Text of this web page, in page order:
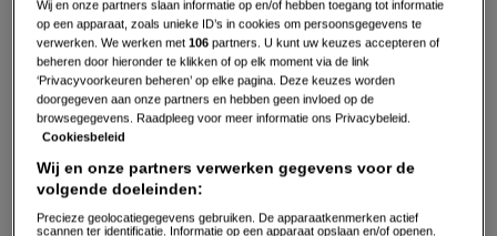
Wij en onze partners slaan informatie op en/of hebben toegang tot informatie
op een apparaat, zoals unieke ID’s in cookies om persoonsgegevens te
verwerken. We werken met106 partners. U kunt uw keuzes accepteren of
beheren door hieronder te klikken of op elk moment via de link
‘Privacyvoorkeuren beheren’ op elke pagina. Deze keuzes worden
doorgegeven aan onze partners en hebben geen invloed op de
browsegegevens. Raadpleeg voor meer informatie ons Privacybeleid.
Cookiesbeleid
Wij en onze partners verwerken gegevens voor de
volgende doeleinden:
Precieze geolocatiegegevens gebruiken. De apparaatkenmerken actief
scannen ter identificatie. Informatie op een apparaat opslaan en/of openen.